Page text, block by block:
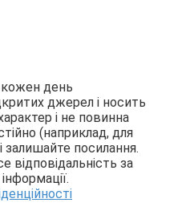
день
джерел і носить
і не повинна
(наприклад, для
залишайте посилання.
відповідальність за